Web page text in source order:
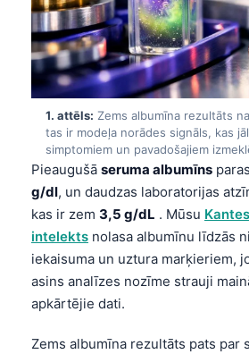
1. attēls: Zems albumīna rezultāts
tas ir modeļa norādes signāls, kas
simptomiem un pavadošajiem
Pieaugušā seruma albumīns
g/dl, un daudzas laboratorijas
kas ir zem 3,5 g/dL . Mūsu
intelekts nolasa albumīnu līdzās
iekaisuma un uztura marķieriem,
asins analīzes nozīme strauji
apkārtējie dati.
Zems albumīna rezultāts pats par